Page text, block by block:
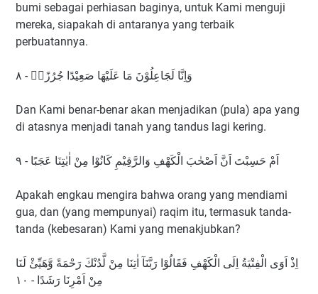
bumi sebagai perhiasan baginya, untuk Kami menguji
mereka, siapakah di antaranya yang terbaik
perbuatannya.
وَاِنَّا لَجَاعِلُوْنَ مَا عَلَيْهَا صَعِيْدًا جُرُزًاۗ - ٨
Dan Kami benar-benar akan menjadikan (pula) apa yang
di atasnya menjadi tanah yang tandus lagi kering.
اَمْ حَسِبْتَ اَنَّ اَصْحٰبَ الْكَهْفِ وَالرَّقِيْمِ كَانُوْا مِنْ اٰيٰتِنَا عَجَبًا - ٩
Apakah engkau mengira bahwa orang yang mendiami
gua, dan (yang mempunyai) raqim itu, termasuk tanda-
tanda (kebesaran) Kami yang menakjubkan?
اِذْ اَوَى الْفِتْيَةُ اِلَى الْكَهْفِ فَقَالُوْا رَبَّنَآ اٰتِنَا مِنْ لَّدُنْكَ رَحْمَةً وَّهَيِّئْ لَنَا
مِنْ اَمْرِنَا رَشَدًا - ١٠